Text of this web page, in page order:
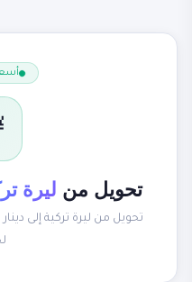
تحويل من ليرة
تحويل من ليرة تركية إلى